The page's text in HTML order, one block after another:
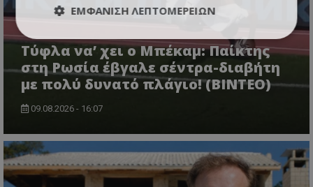
Τύφλα να’ χει ο Μπέκαμ: Παίκτης
στη Ρωσία έβγαλε σέντρα-διαβήτη
με πολύ δυνατό πλάγιο! (ΒΙΝΤΕΟ)
09.08.2026 - 16:07
ΕΜΦΆΝΙΣΗ ΛΕΠΤΟΜΕΡΕΙΏΝ